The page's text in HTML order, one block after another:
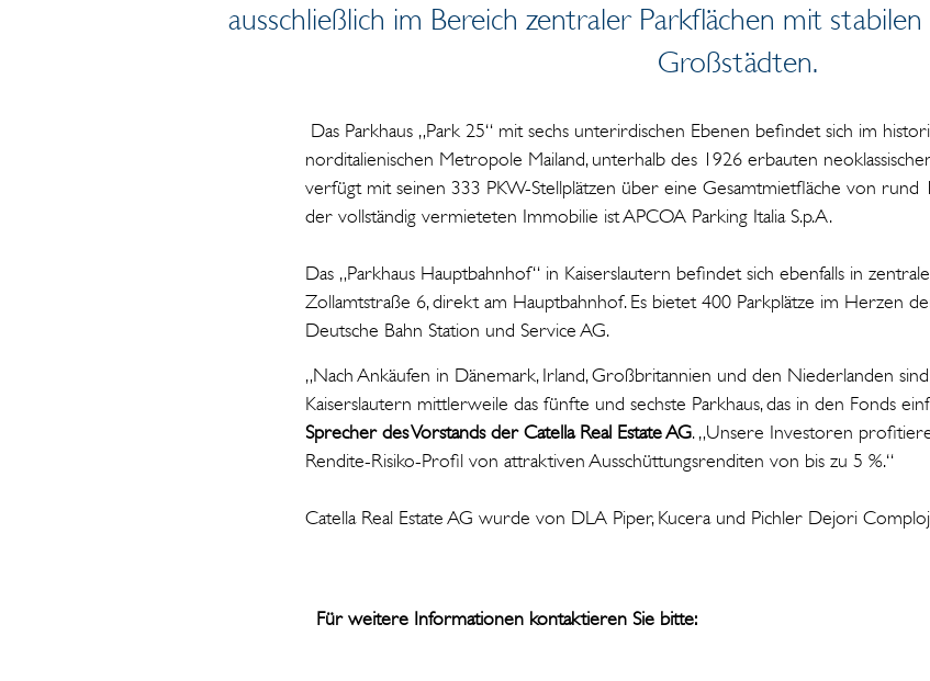
ausschließlich im Bereich zentraler Parkflächen mit
Großstädten.
Das Parkhaus „Park 25“ mit sechs unterirdischen Ebenen befindet sich im
norditalienischen Metropole Mailand, unterhalb des 1926 erbauten
verfügt mit seinen 333 PKW-Stellplätzen über eine Gesamtmietfläche von rund
der vollständig vermieteten Immobilie ist APCOA Parking Italia S.p.A.
Das „Parkhaus Hauptbahnhof“ in Kaiserslautern befindet sich ebenfalls in
Zollamtstraße 6, direkt am Hauptbahnhof. Es bietet 400 Parkplätze im Herzen
Deutsche Bahn Station und Service AG.
„Nach Ankäufen in Dänemark, Irland, Großbritannien und den Niederlanden
Kaiserslautern mittlerweile das fünfte und sechste Parkhaus, das in den Fonds
Sprecher des Vorstands der Catella Real Estate AG. „Unsere Investoren
Rendite-Risiko-Profil von attraktiven Ausschüttungsrenditen von bis zu 5 %.“
Catella Real Estate AG wurde von DLA Piper, Kucera und Pichler Dejori
Für weitere Informationen kontaktieren Sie bitte: